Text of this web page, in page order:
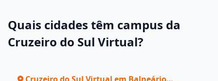
Quais cidades têm campus da
Cruzeiro do Sul Virtual?